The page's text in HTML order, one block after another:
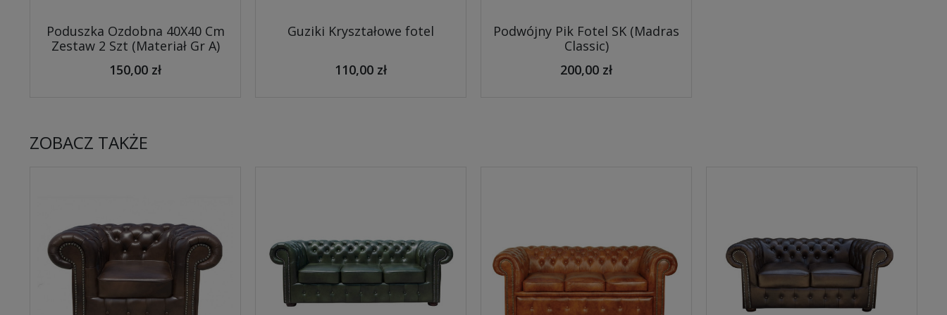
Poduszka Ozdobna 40X40 Cm
Zestaw 2 Szt (Materiał Gr A)
150,00 zł
Guziki Kryształowe fotel
110,00 zł
Podwójny Pik Fotel SK (Madras
Classic)
200,00 zł
ZOBACZ TAKŻE